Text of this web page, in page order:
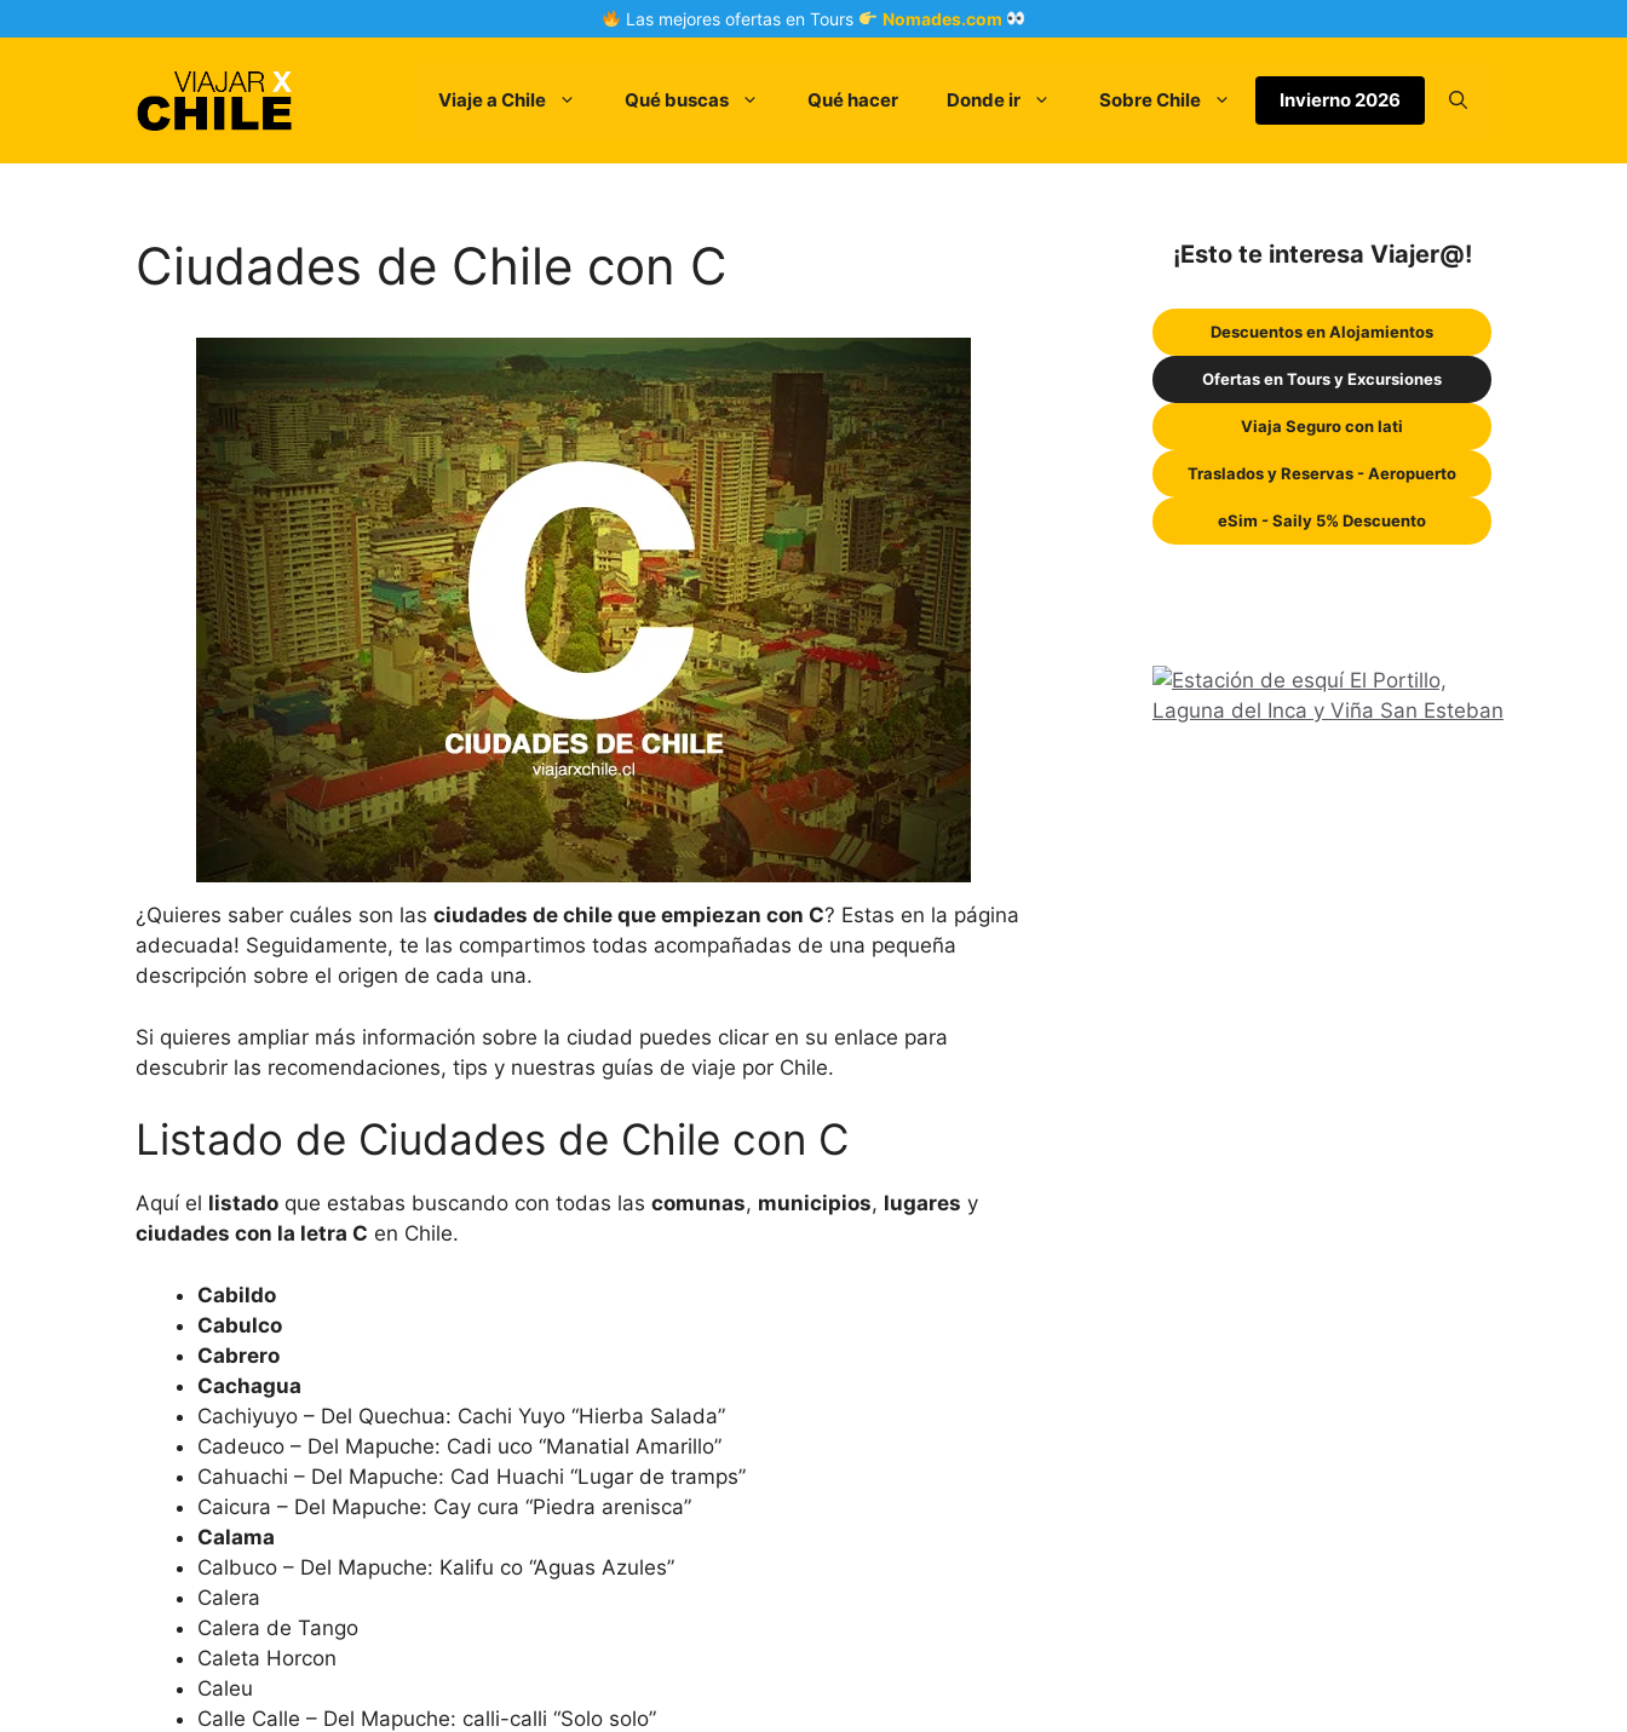
to
Las mejores ofertas en Tours Nomades.com
Viaje a Chile Qué buscas Qué hacer Donde ir Sobre Chile Invierno 2026
Ciudades de Chile con C
¿Quieres saber cuáles son las ciudades de chile que empiezan con C? Estas en la página
adecuada! Seguidamente, te las compartimos todas acompañadas de una pequeña
descripción sobre el origen de cada una.
Si quieres ampliar más información sobre la ciudad puedes clicar en su enlace para
descubrir las recomendaciones, tips y nuestras guías de viaje por Chile.
Listado de Ciudades de Chile con C
Aquí el listado que estabas buscando con todas las comunas, municipios, lugares y
ciudades con la letra C en Chile.
Cabildo
Cabulco
Cabrero
Cachagua
Cachiyuyo – Del Quechua: Cachi Yuyo “Hierba Salada”
Cadeuco – Del Mapuche: Cadi uco “Manatial Amarillo”
Cahuachi – Del Mapuche: Cad Huachi “Lugar de tramps”
Caicura – Del Mapuche: Cay cura “Piedra arenisca”
Calama
Calbuco – Del Mapuche: Kalifu co “Aguas Azules”
Calera
Calera de Tango
Caleta Horcon
Caleu
Calle Calle – Del Mapuche: calli-calli “Solo solo”
¡Esto te interesa Viajer@!
Descuentos en Alojamientos
Ofertas en Tours y Excursiones
Viaja Seguro con Iati
Traslados y Reservas - Aeropuerto
eSim - Saily 5% Descuento